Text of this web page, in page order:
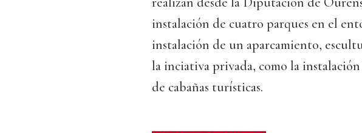
instalación de cuatro parques en el
instalación de un aparcamiento,
la inciativa privada, como la
de cabañas turísticas.